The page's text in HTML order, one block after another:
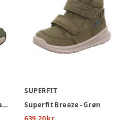
Skechers Elite Sport Tread-Aq Sneakers - Green
SUPERFIT
Superfit Breeze - Grøn